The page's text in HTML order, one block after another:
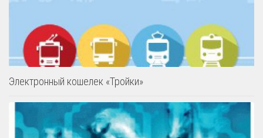
Электронный кошелек «Тройки»